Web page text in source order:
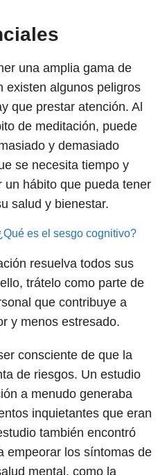
una amplia gama de
existen algunos peligros
que prestar atención. Al
de meditación, puede
y demasiado
se necesita tiempo y
un hábito que pueda tener
salud y bienestar.
es el sesgo cognitivo?
resuelva todos sus
trátelo como parte de
que contribuye a
y menos estresado.
consciente de que la
de riesgos. Un estudio
a menudo generaba
inquietantes que eran
también encontró
empeorar los síntomas de
mental, como la